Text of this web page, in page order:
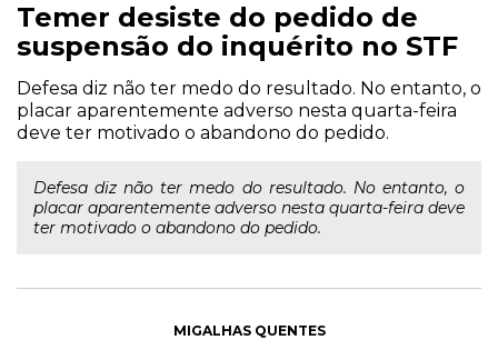
Temer desiste do pedido de
suspensão do inquérito no STF
Defesa diz não ter medo do resultado. No entanto, o
placar aparentemente adverso nesta quarta-feira
deve ter motivado o abandono do pedido.
Defesa diz não ter medo do resultado. No entanto, o
placar aparentemente adverso nesta quarta-feira deve
ter motivado o abandono do pedido.
MIGALHAS QUENTES